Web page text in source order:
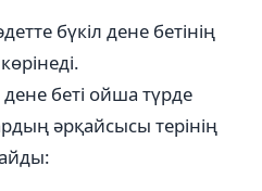
бүкіл дене бетінің
беті ойша түрде
әрқайсысы терінің